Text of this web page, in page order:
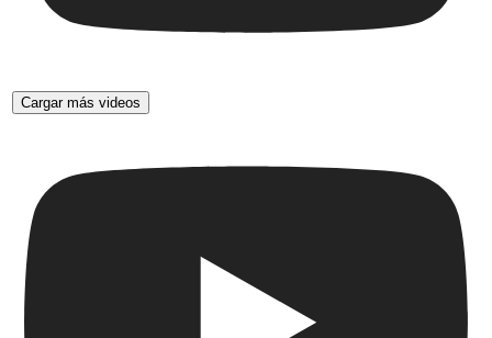
Cargar más videos